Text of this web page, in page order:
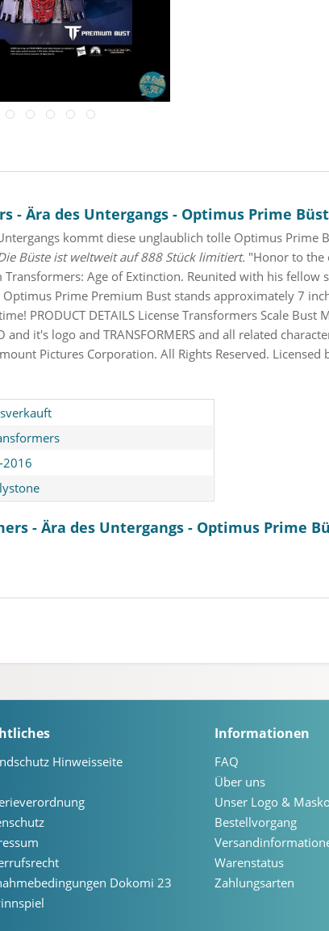
- Ära des Untergangs - Optimus Prime
kommt diese unglaublich tolle Optimus
Büste ist weltweit auf 888 Stück limitiert. "Honor to the
Age of Extinction. Reunited with his
Prime Premium Bust stands approximately 7
PRODUCT DETAILS License Transformers Scale
and it's logo and TRANSFORMERS and all related
Pictures Corporation. All Rights Reserved.
2016
- Ära des Untergangs - Optimus Prime
Hinweisseite
Dokomi 23
Informationen
FAQ
Über uns
Unser Logo &
Bestellvorgang
Warenstatus
Zahlungsarten